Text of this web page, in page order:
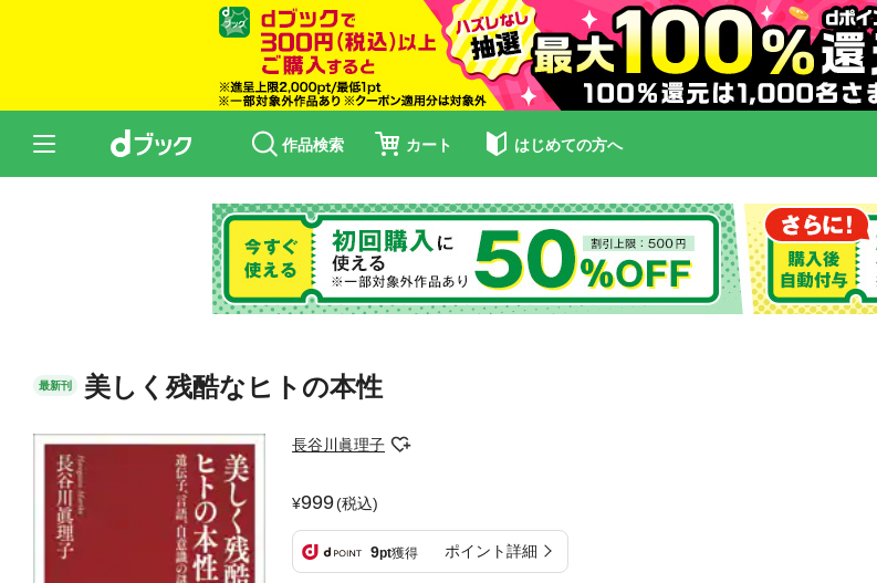
作品検索 カート はじめての方へ
最新刊 美しく残酷なヒトの本性
長谷川眞理子
999(税込)
9pt獲得 ポイント詳細